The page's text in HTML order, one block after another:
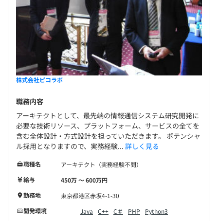
Docker、VMware vSphere、Kubernetes
Apache Hadoop、Apache HBase、pandas、scikit-
learn、Jupyter Notebook、NumPy
株式会社ピコラボ
職務内容
アーキテクトとして、最先端の情報通信システム研究開発に
必要な技術リソース、プラットフォーム、サービスの全てを
含む全体設計・方式設計を担っていただきます。 ポテンシャ
ル採用となりますので、実務経験... 詳しく見る
職種名
アーキテクト（実務経験不問）
給与
450万 〜 600万円
勤務地
東京都港区赤坂4-1-30
開発環境
Java C++ C＃ PHP
Python3